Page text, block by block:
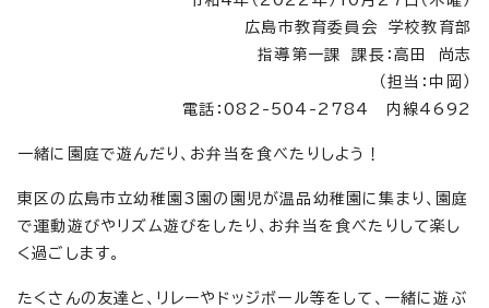
広島市教育委員会 学校教育部
指導第一課 課長：高田 尚志
（担当：中岡）
電話：082-504-2784 内線4692
一緒に園庭で遊んだり、お弁当を食べたりしよう！
東区の広島市立幼稚園3園の園児が温品幼稚園に集まり、園庭
で運動遊びやリズム遊びをしたり、お弁当を食べたりして楽し
く過ごします。
たくさんの友達と、リレーやドッジボール等をして、一緒に遊ぶ